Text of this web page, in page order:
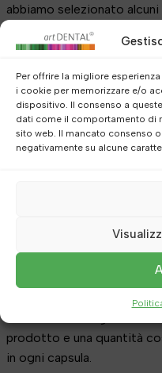
Per offrire la migliore
i cookie per memorizzare e/o
dispositivo. Il consenso a
dati come il comportamento di
sito web. Il mancato consenso
negativamente su alcune
abbiamo selezionato
far parte della tua routine
rilassamento e al riposo:
Capsule di Magnesio—
bisglicinato puro
Capsule di Valeriana—
standardizzato di radice di
standardizzato di
Quando si parla di
dettagli: l’origine della
estrazione, la
standardizzazione degli
prodotto e una quantità
in ogni capsula.